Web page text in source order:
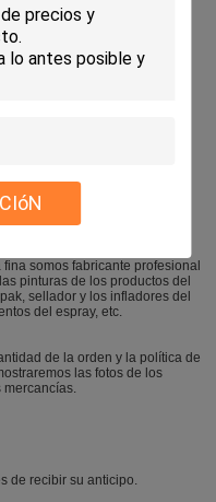
somos fabricante profesional
pinturas de los productos del
sellador y los infladores del
del espray, etc.
de la orden y la política de
las fotos de los
mercancías.
de recibir su anticipo.